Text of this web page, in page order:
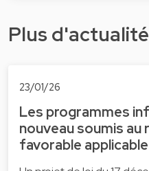
Plus
23/01/26
Les programmes
nouveau soumis au
favorable